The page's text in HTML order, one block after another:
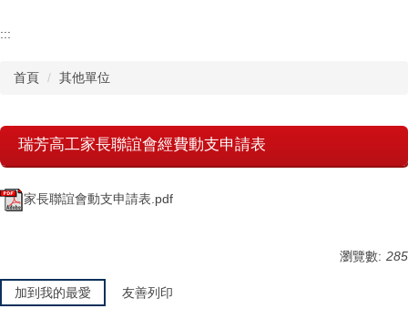
其他單位
學校章則
請購系統
:::
首頁 其他單位
瑞芳高工家長聯誼會經費動支申請表
家長聯誼會動支申請表.pdf
瀏覽數: 285
加到我的最愛 友善列印